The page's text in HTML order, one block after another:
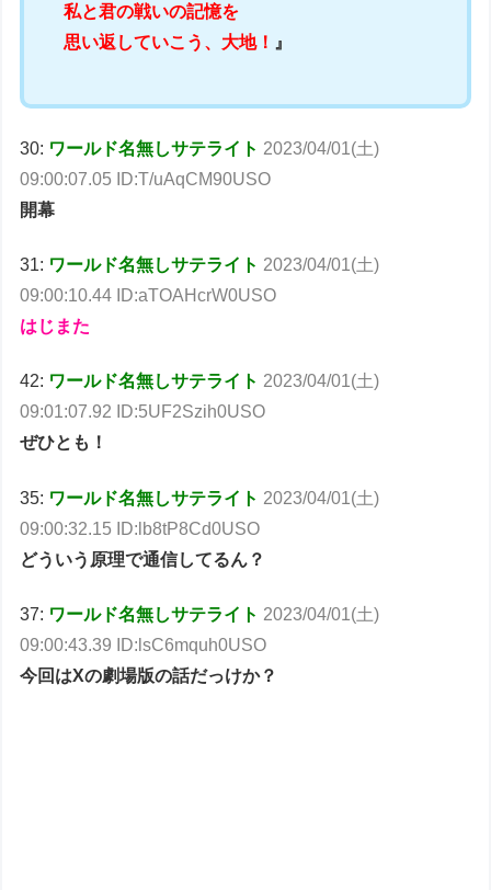
私と君の戦いの記憶を
思い返していこう、大地！ 』
30: ワールド名無しサテライト 2023/04/01(土)
09:00:07.05 ID:T/uAqCM90USO
開幕
31: ワールド名無しサテライト 2023/04/01(土)
09:00:10.44 ID:aTOAHcrW0USO
はじまた
42: ワールド名無しサテライト 2023/04/01(土)
09:01:07.92 ID:5UF2Szih0USO
ぜひとも！
35: ワールド名無しサテライト 2023/04/01(土)
09:00:32.15 ID:lb8tP8Cd0USO
どういう原理で通信してるん？
37: ワールド名無しサテライト 2023/04/01(土)
09:00:43.39 ID:lsC6mquh0USO
今回はXの劇場版の話だっけか？